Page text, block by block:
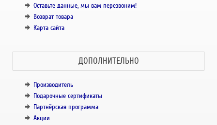
Оставьте данные, мы вам перезвоним!
Возврат товара
Карта сайта
ДОПОЛНИТЕЛЬНО
Производитель
Подарочные сертификаты
Партнёрская программа
Акции